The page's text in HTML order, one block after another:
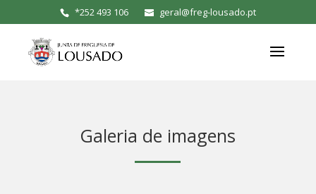
*252 493 106 geral@freg-lousado.pt
Galeria de imagens